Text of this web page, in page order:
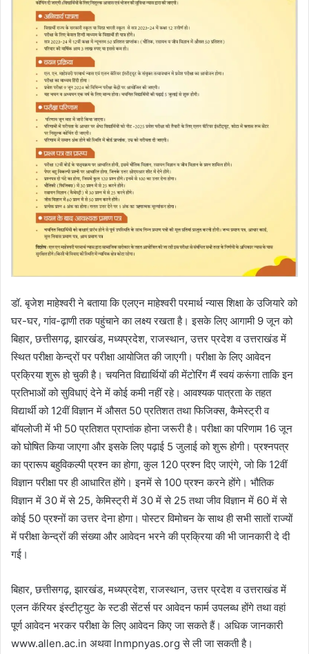
डॉ. बृजेश माहेश्वरी ने बताया कि एलएन माहेश्वरी परमार्थ न्यास शिक्षा के उजियारे को
घर-घर, गांव-ढ़ाणी तक पहुंचाने का लक्ष्य रखता है। इसके लिए आगामी 9 जून को
बिहार, छत्तीसगढ़, झारखंड, मध्यप्रदेश, राजस्थान, उत्तर प्रदेश व उत्तराखंड में
स्थित परीक्षा केन्द्रों पर परीक्षा आयोजित की जाएगी। परीक्षा के लिए आवेदन
प्रक्रिया शुरू हो चुकी है। चयनित विद्यार्थियों की मेंटोरिंग मैं स्वयं करूंगा ताकि इन
प्रतिभाओं को सुविधाएं देने में कोई कमी नहीं रहे। आवश्यक पात्रता के तहत
विद्यार्थी को 12वीं विज्ञान में औसत 50 प्रतिशत तथा फिजिक्स, कैमेस्ट्री व
बॉयलोजी में भी 50 प्रतिशत प्राप्तांक होना जरूरी है। परीक्षा का परिणाम 16 जून
को घोषित किया जाएगा और इसके लिए पढ़ाई 5 जुलाई को शुरू होगी। प्रश्नपत्र
का प्रारूप बहुविकल्पी प्रश्न का होगा, कुल 120 प्रश्न दिए जाएंगे, जो कि 12वीं
विज्ञान परीक्षा पर ही आधारित होंगे। इनमें से 100 प्रश्न करने होंगे। भौतिक
विज्ञान में 30 में से 25, केमिस्ट्री में 30 में से 25 तथा जीव विज्ञान में 60 में से
कोई 50 प्रश्नों का उत्तर देना होगा। पोस्टर विमोचन के साथ ही सभी सातों राज्यों
में परीक्षा केन्द्रों की संख्या और आवेदन भरने की प्रक्रिया की भी जानकारी दे दी
गई।
बिहार, छत्तीसगढ़, झारखंड, मध्यप्रदेश, राजस्थान, उत्तर प्रदेश व उत्तराखंड में
एलन कॅरियर इंस्टीट्युट के स्टडी सेंटर्स पर आवेदन फार्म उपलब्ध होंगे तथा वहां
पूर्ण आवेदन भरकर परीक्षा के लिए आवेदन किए जा सकते हैं। अधिक जानकारी
www.allen.ac.in अथवा lnmpnyas.org से ली जा सकती है।